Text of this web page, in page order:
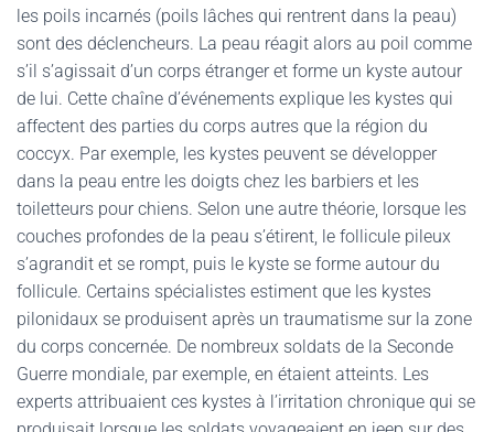
les poils incarnés (poils lâches qui rentrent dans la peau)
sont des déclencheurs. La peau réagit alors au poil comme
s’il s’agissait d’un corps étranger et forme un kyste autour
de lui. Cette chaîne d’événements explique les kystes qui
affectent des parties du corps autres que la région du
coccyx. Par exemple, les kystes peuvent se développer
dans la peau entre les doigts chez les barbiers et les
toiletteurs pour chiens. Selon une autre théorie, lorsque les
couches profondes de la peau s’étirent, le follicule pileux
s’agrandit et se rompt, puis le kyste se forme autour du
follicule. Certains spécialistes estiment que les kystes
pilonidaux se produisent après un traumatisme sur la zone
du corps concernée. De nombreux soldats de la Seconde
Guerre mondiale, par exemple, en étaient atteints. Les
experts attribuaient ces kystes à l’irritation chronique qui se